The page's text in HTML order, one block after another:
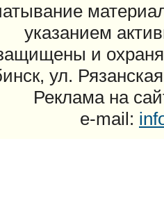
указанием
и
ул.
Реклама на
e-mail: